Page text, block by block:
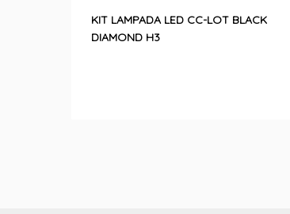
KIT LAMPADA LED CC-LOT BLACK
DIAMOND H3